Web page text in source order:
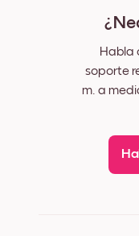
Habla
soporte
m. a